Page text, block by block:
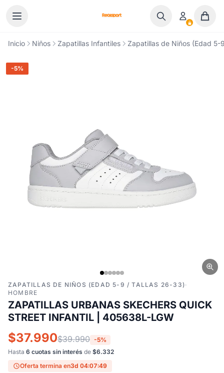
Inicio Niños Zapatillas Infantiles Zapatillas de Niños (Edad
-5%
ZAPATILLAS DE NIÑOS (EDAD 5-9 / TALLAS 26-33)·
HOMBRE
ZAPATILLAS URBANAS SKECHERS QUICK
STREET INFANTIL | 405638L-LGW
$37.990$39.990 -5%
Hasta 6 cuotas sin interés de $6.332
Oferta termina en3d 04:07:48